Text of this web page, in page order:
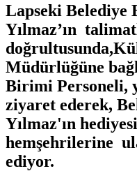
Lapseki Belediye
Yılmaz’ın
Müdürlüğüne
Birimi Personeli,
ziyaret ederek,
Yılmaz'ın
hemşehrilerine
ediyor.